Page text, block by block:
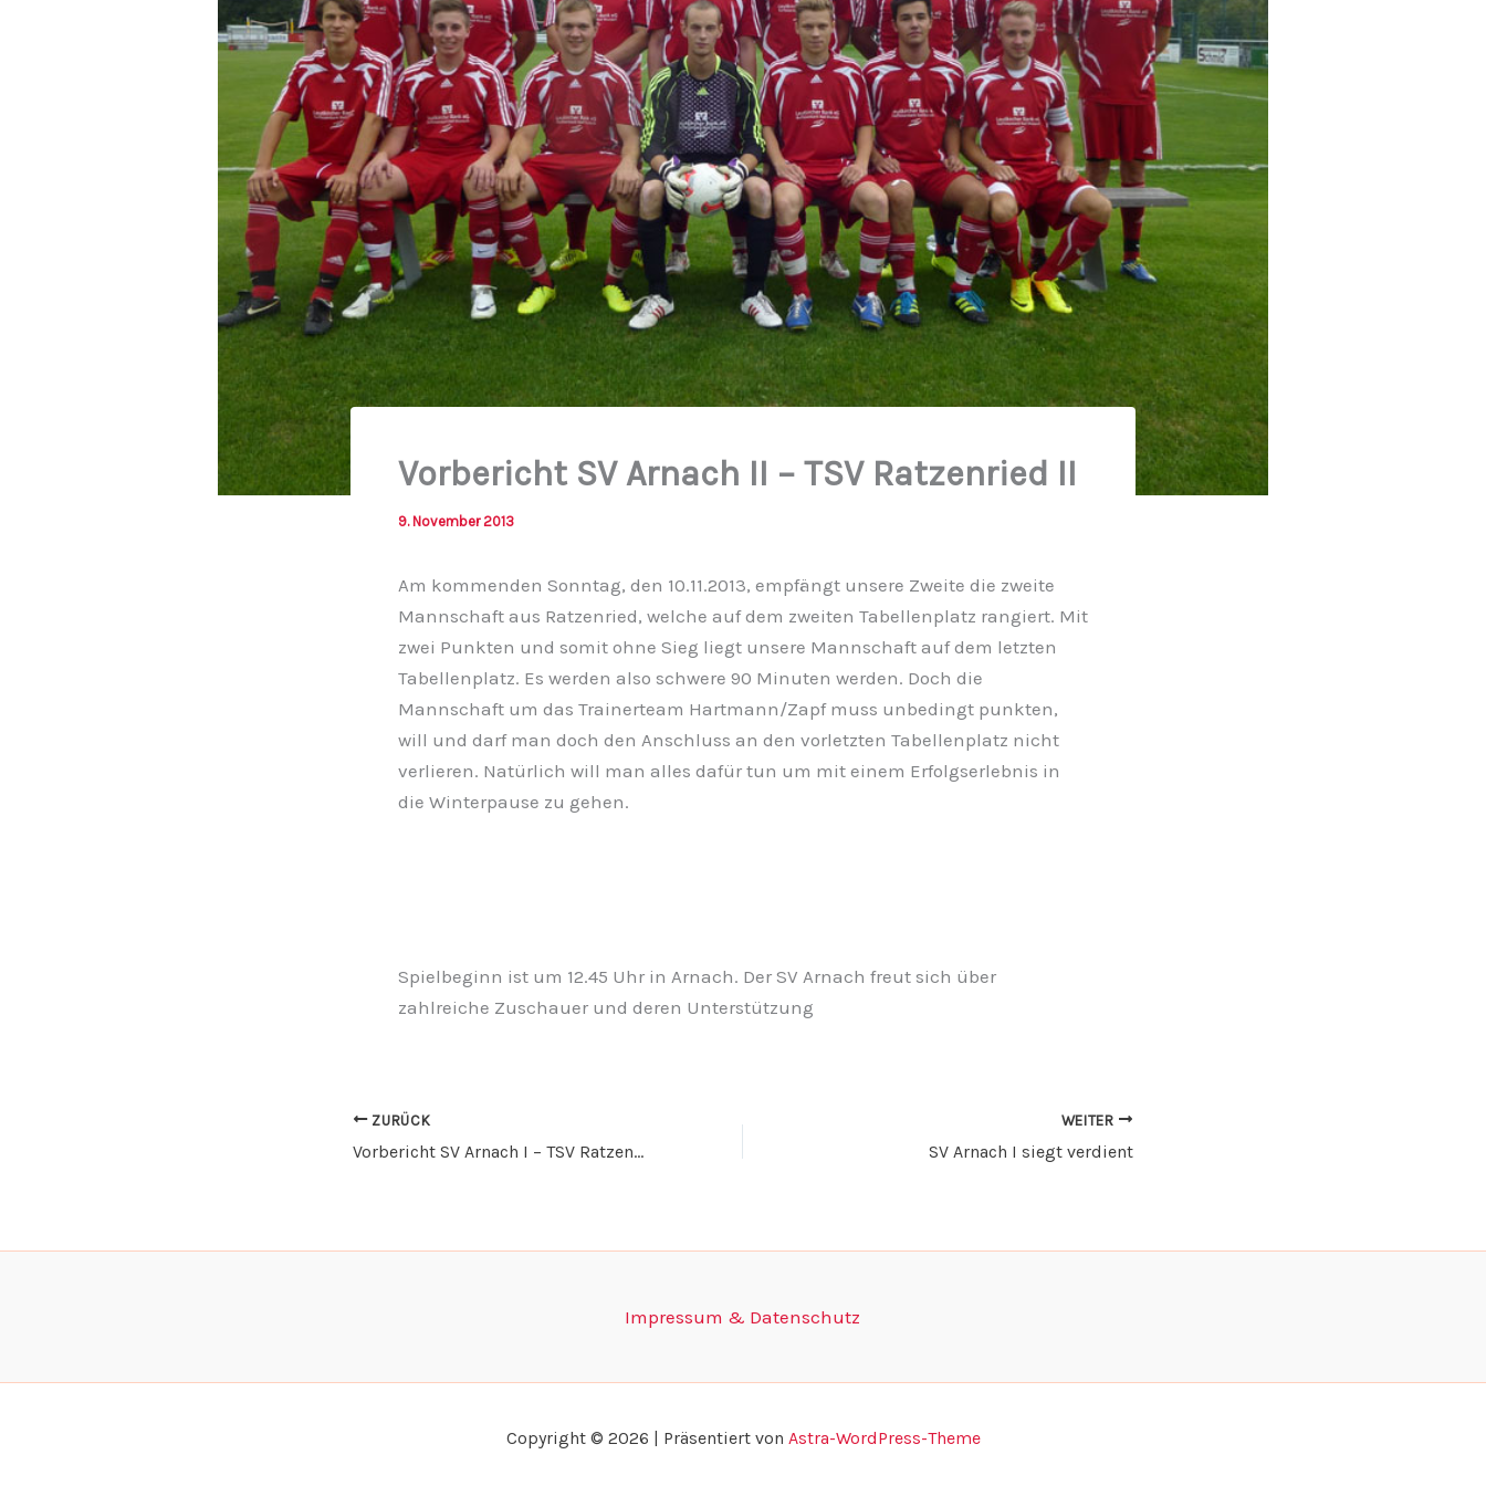
Vorbericht SV Arnach II – TSV Ratzenried II
9. November 2013
Am kommenden Sonntag, den 10.11.2013, empfängt unsere Zweite die zweite
Mannschaft aus Ratzenried, welche auf dem zweiten Tabellenplatz rangiert. Mit
zwei Punkten und somit ohne Sieg liegt unsere Mannschaft auf dem letzten
Tabellenplatz. Es werden also schwere 90 Minuten werden. Doch die
Mannschaft um das Trainerteam Hartmann/Zapf muss unbedingt punkten,
will und darf man doch den Anschluss an den vorletzten Tabellenplatz nicht
verlieren. Natürlich will man alles dafür tun um mit einem Erfolgserlebnis in
die Winterpause zu gehen.
Spielbeginn ist um 12.45 Uhr in Arnach. Der SV Arnach freut sich über
zahlreiche Zuschauer und deren Unterstützung
ZURÜCK
Vorbericht SV Arnach I – TSV Ratzenried I
WEITER
SV Arnach I siegt verdient
Impressum & Datenschutz
Copyright © 2026 | Präsentiert von Astra-WordPress-Theme